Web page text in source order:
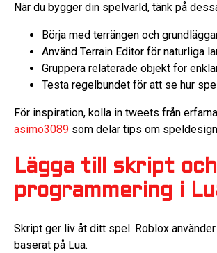
När du bygger din spelvärld, tänk på
Börja med terrängen och
Använd Terrain Editor för naturliga
Gruppera relaterade objekt för
Testa regelbundet för att se hur
För inspiration, kolla in tweets från
asimo3089 som delar tips om
Lägga till skript och
programmering i
Skript ger liv åt ditt spel. Roblox
baserat på Lua.